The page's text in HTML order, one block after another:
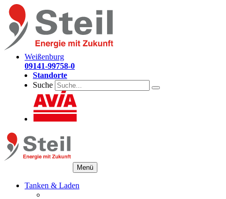
Weißenburg
09141-99758-0
Standorte
Suche
Menü
Tanken & Laden